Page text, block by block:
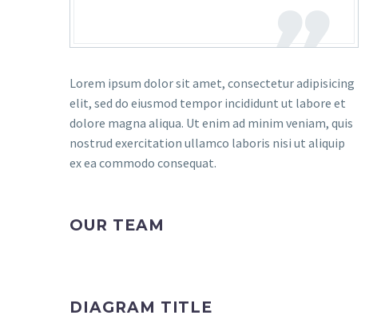
Lorem ipsum dolor sit amet, consectetur adipisicing
elit, sed do eiusmod tempor incididunt ut labore et
dolore magna aliqua. Ut enim ad minim veniam, quis
nostrud exercitation ullamco laboris nisi ut aliquip
ex ea commodo consequat.
OUR TEAM
DIAGRAM TITLE